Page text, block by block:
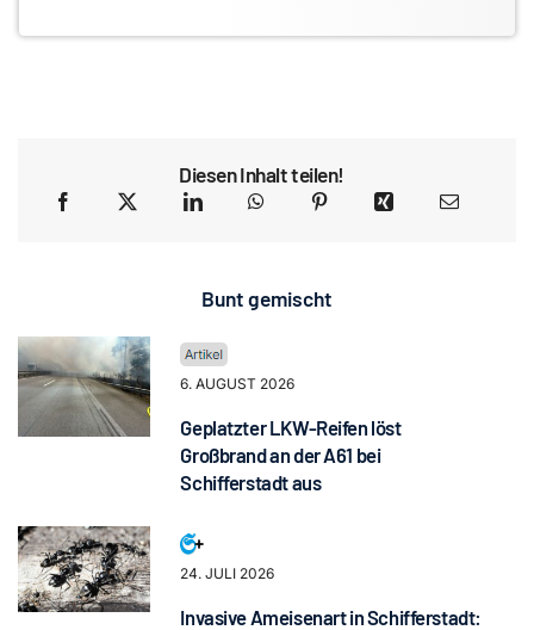
Diesen Inhalt teilen!
Bunt gemischt
6. AUGUST 2026
Geplatzter LKW-Reifen löst
Großbrand an der A61 bei
Schifferstadt aus
24. JULI 2026
Invasive Ameisenart in Schifferstadt: